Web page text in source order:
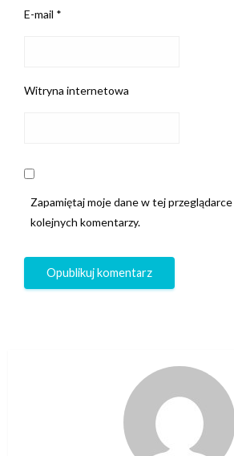
E-mail *
Witryna internetowa
Zapamiętaj moje dane w tej
kolejnych komentarzy.